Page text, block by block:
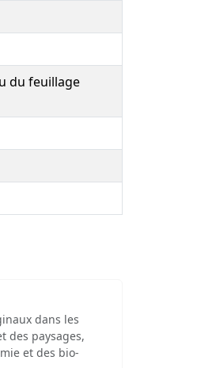
du feuillage
dans les
des paysages,
et des bio-